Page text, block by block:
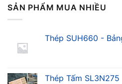
SẢN PHẨM MUA NHIỀU
Thép SUH660 -
Thép Tấm SL3N275